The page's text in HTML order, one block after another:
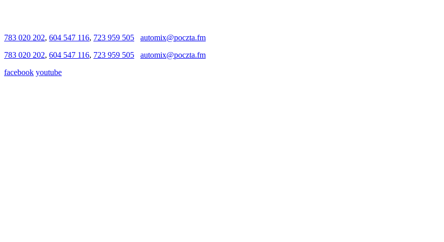
783 020 202, 604 547 116, 723 959 505
automix@poczta.fm
783 020 202, 604 547 116, 723 959 505
automix@poczta.fm
facebook youtube